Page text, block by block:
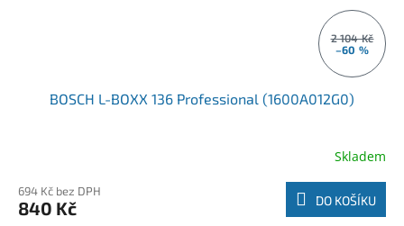
2 104 Kč
–60 %
BOSCH L-BOXX 136 Professional (1600A012G0)
Skladem
694 Kč bez DPH
840 Kč DO KOŠÍKU